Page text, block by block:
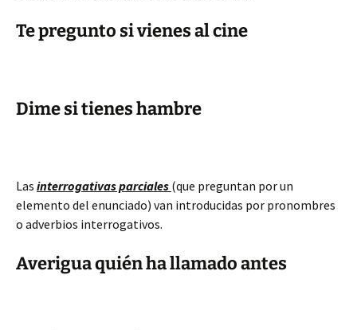
Te pregunto si vienes al cine
Dime si tienes hambre
Las interrogativas parciales (que preguntan por un
elemento del enunciado) van introducidas por pronombres
o adverbios interrogativos.
Averigua quién ha llamado antes